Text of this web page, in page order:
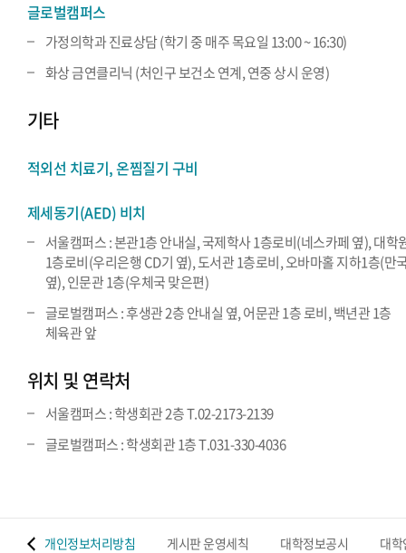
글로벌캠퍼스
가정의학과 진료상담 (학기 중 매주 목요일 13:00 ~ 16:30)
화상 금연클리닉 (처인구 보건소 연계, 연중 상시 운영)
기타
적외선 치료기, 온찜질기 구비
제세동기(AED) 비치
서울캠퍼스 : 본관1층 안내실, 국제학사 1층로비(네스카페 옆), 대학
1층로비(우리은행 CD기 옆), 도서관 1층로비, 오바마홀 지하1층(만
옆), 인문관 1층(우체국 맞은편)
글로벌캠퍼스 : 후생관 2층 안내실 옆, 어문관 1층 로비, 백년관 1층
체육관 앞
위치 및 연락처
서울캠퍼스 : 학생회관 2층 T.02-2173-2139
글로벌캠퍼스 : 학생회관 1층 T.031-330-4036
개인정보처리방침 게시판 운영세칙 대학정보공시 대